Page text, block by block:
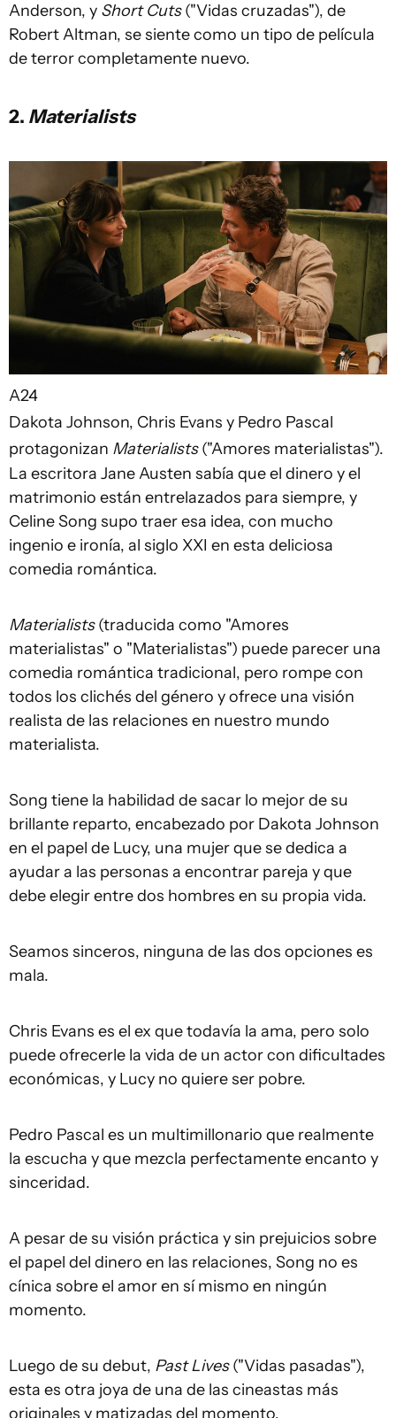
Anderson, y Short Cuts("Vidas cruzadas"), de
Robert Altman, se siente como un tipo de película
de terror completamente nuevo.
2. Materialists
A24
Dakota Johnson, Chris Evans y Pedro Pascal
protagonizan Materialists("Amores materialistas").
La escritora Jane Austen sabía que el dinero y el
matrimonio están entrelazados para siempre, y
Celine Song supo traer esa idea, con mucho
ingenio e ironía, al siglo XXI en esta deliciosa
comedia romántica.
Materialists(traducida como "Amores
materialistas" o "Materialistas") puede parecer una
comedia romántica tradicional, pero rompe con
todos los clichés del género y ofrece una visión
realista de las relaciones en nuestro mundo
materialista.
Song tiene la habilidad de sacar lo mejor de su
brillante reparto, encabezado por Dakota Johnson
en el papel de Lucy, una mujer que se dedica a
ayudar a las personas a encontrar pareja y que
debe elegir entre dos hombres en su propia vida.
Seamos sinceros, ninguna de las dos opciones es
mala.
Chris Evans es el ex que todavía la ama, pero solo
puede ofrecerle la vida de un actor con dificultades
económicas, y Lucy no quiere ser pobre.
Pedro Pascal es un multimillonario que realmente
la escucha y que mezcla perfectamente encanto y
sinceridad.
A pesar de su visión práctica y sin prejuicios sobre
el papel del dinero en las relaciones, Song no es
cínica sobre el amor en sí mismo en ningún
momento.
Luego de su debut, Past Lives("Vidas pasadas"),
esta es otra joya de una de las cineastas más
originales y matizadas del momento.